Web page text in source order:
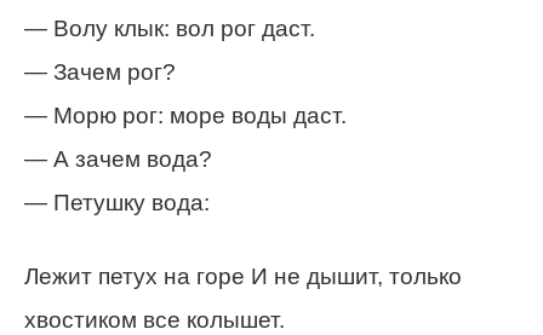
— Волу клык: вол рог даст.
— Зачем рог?
— Морю рог: море воды даст.
— А зачем вода?
— Петушку вода:
Лежит петух на горе И не дышит, только
хвостиком все колышет.